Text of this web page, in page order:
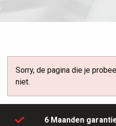
Sorry, de pagina die je
niet.
6 Maanden